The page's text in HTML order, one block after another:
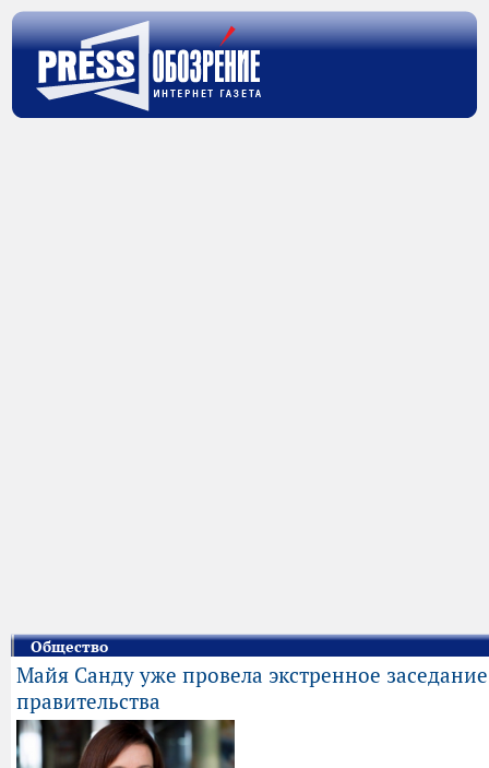
Общество
Майя Санду уже провела экстренное заседание
правительства